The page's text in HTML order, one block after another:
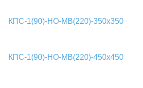
КПС-1(90)-НО-МВ(220)-350х350
КПС-1(90)-НО-МВ(220)-450х450